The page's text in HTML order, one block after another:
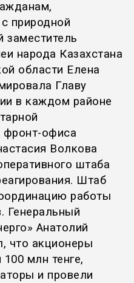
природной
заместитель
народа Казахстана
области Елена
Главу
в каждом районе
фронт-офиса
Волкова
штаба
Штаб
работы
Генеральный
Анатолий
что акционеры
млн тенге,
и провели